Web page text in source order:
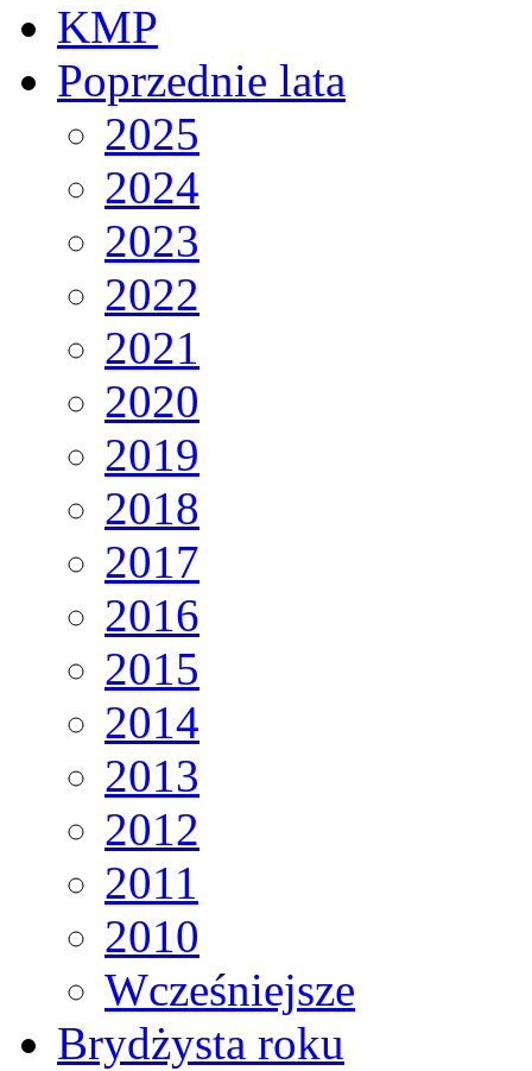
KMP
Poprzednie lata
2025
2024
2023
2022
2021
2020
2019
2018
2017
2016
2015
2014
2013
2012
2011
2010
Wcześniejsze
Brydżysta roku